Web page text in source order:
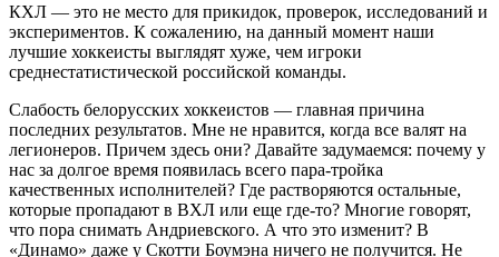
КХЛ — это не место для прикидок, проверок, исследований и
экспериментов. К сожалению, на данный момент наши
лучшие хоккеисты выглядят хуже, чем игроки
среднестатистической российской команды.
Слабость белорусских хоккеистов — главная причина
последних результатов. Мне не нравится, когда все валят на
легионеров. Причем здесь они? Давайте задумаемся: почему у
нас за долгое время появилась всего пара-тройка
качественных исполнителей? Где растворяются остальные,
которые пропадают в ВХЛ или еще где-то? Многие говорят,
что пора снимать Андриевского. А что это изменит? В
«Динамо» даже у Скотти Боумэна ничего не получится. Не